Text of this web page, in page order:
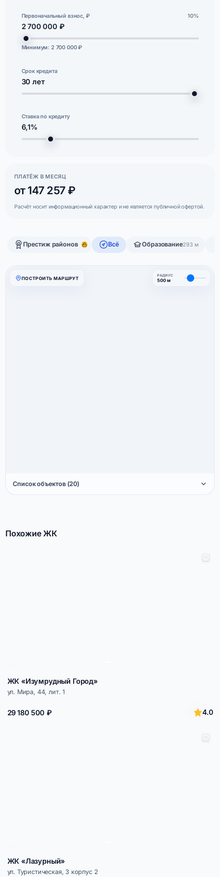
Первоначальный взнос, ₽ 10%
2 700 000 ₽
Минимум: 2 700 000 ₽
Срок кредита
30 лет
Ставка по кредиту
6,1%
ПЛАТЁЖ В МЕСЯЦ
от 147 257 ₽
Расчёт носит информационный характер и не является публичной офертой.
Престиж районов Всё Образование293 м
ПОСТРОИТЬ МАРШРУТ РАДИУС
500 м
Список объектов (20)
Похожие ЖК
ЖК «Изумрудный Город»
ул. Мира, 44, лит. 1
29 180 500 ₽ 4.0
ЖК «Лазурный»
ул. Туристическая, 3 корпус 2